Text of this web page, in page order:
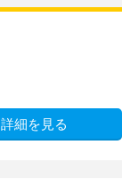
詳細を見る